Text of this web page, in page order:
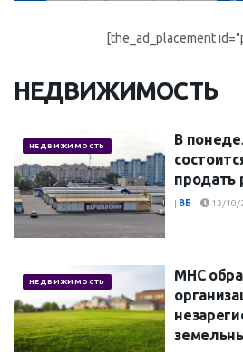
[the_ad_placement
НЕДВИЖИМОСТЬ
НЕДВИЖИМОСТЬ
В
продать
| ВБ 13/10/
НЕДВИЖИМОСТЬ
МНС